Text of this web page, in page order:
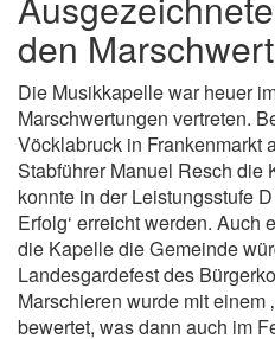
den
Die Musikkapelle war heuer
Marschwertungen vertreten.
Vöcklabruck in Frankenmarkt
Stabführer Manuel Resch die
konnte in der Leistungsstufe
Erfolg‘ erreicht werden. Auch
die Kapelle die Gemeinde
Landesgardefest des
Marschieren wurde mit einem
bewertet, was dann auch im